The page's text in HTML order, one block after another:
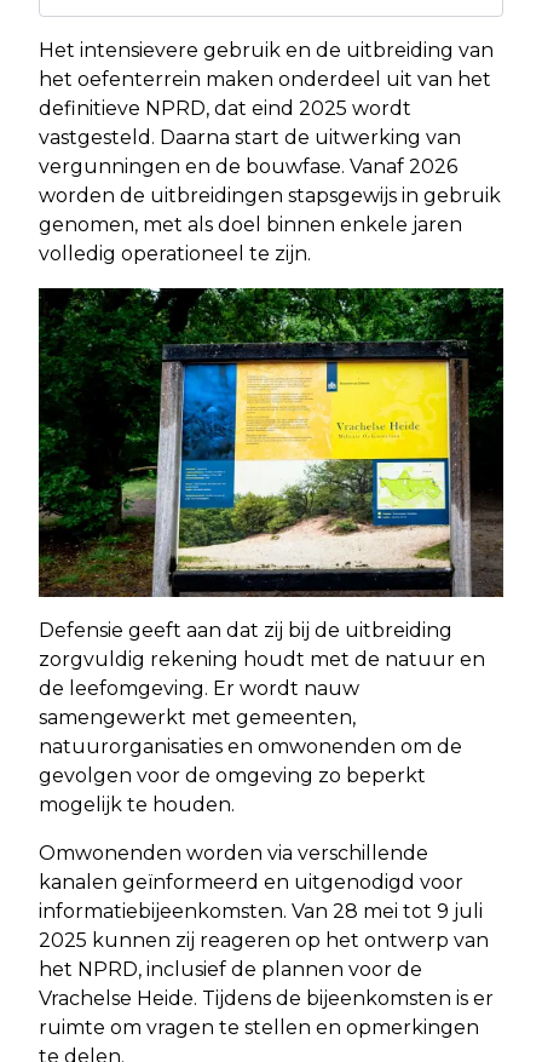
Het intensievere gebruik en de uitbreiding van
het oefenterrein maken onderdeel uit van het
definitieve NPRD, dat eind 2025 wordt
vastgesteld. Daarna start de uitwerking van
vergunningen en de bouwfase. Vanaf 2026
worden de uitbreidingen stapsgewijs in gebruik
genomen, met als doel binnen enkele jaren
volledig operationeel te zijn.
Defensie geeft aan dat zij bij de uitbreiding
zorgvuldig rekening houdt met de natuur en
de leefomgeving. Er wordt nauw
samengewerkt met gemeenten,
natuurorganisaties en omwonenden om de
gevolgen voor de omgeving zo beperkt
mogelijk te houden.
Omwonenden worden via verschillende
kanalen geïnformeerd en uitgenodigd voor
informatiebijeenkomsten. Van 28 mei tot 9 juli
2025 kunnen zij reageren op het ontwerp van
het NPRD, inclusief de plannen voor de
Vrachelse Heide. Tijdens de bijeenkomsten is er
ruimte om vragen te stellen en opmerkingen
te delen.